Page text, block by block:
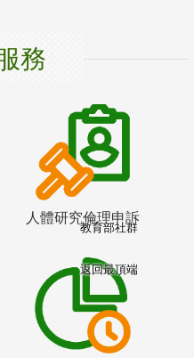
務
人體研究倫理申訴
教育部社群
返回最頂端